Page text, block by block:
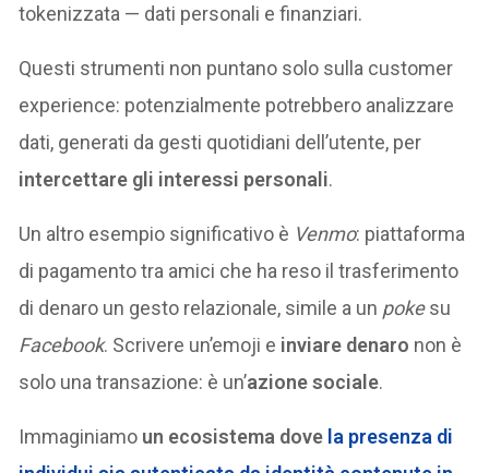
tokenizzata — dati personali e finanziari.
Questi strumenti non puntano solo sulla customer
experience: potenzialmente potrebbero analizzare
dati, generati da gesti quotidiani dell’utente, per
intercettare gli interessi personali.
Un altro esempio significativo è Venmo: piattaforma
di pagamento tra amici che ha reso il trasferimento
di denaro un gesto relazionale, simile a un pokesu
Facebook. Scrivere un’emoji e inviare denaro non è
solo una transazione: è un’azione sociale.
Immaginiamo un ecosistema dove la presenza di